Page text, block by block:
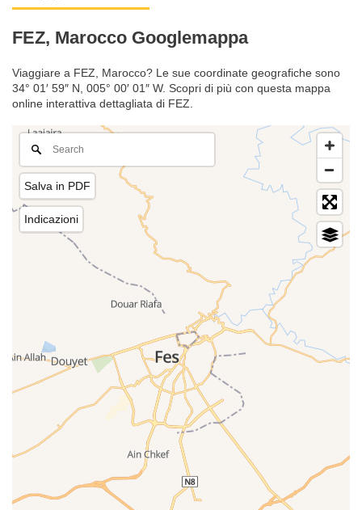
FEZ, Marocco Googlemappa
Viaggiare a FEZ, Marocco? Le sue coordinate geografiche sono
34° 01′ 59″ N, 005° 00′ 01″ W. Scopri di più con questa mappa
online interattiva dettagliata di FEZ.
Salva in PDF
Indicazioni